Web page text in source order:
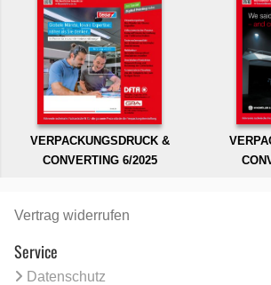
VERPACKUNGSDRUCK &
CONVERTING 6/2025
Vertrag widerrufen
Service
Datenschutz